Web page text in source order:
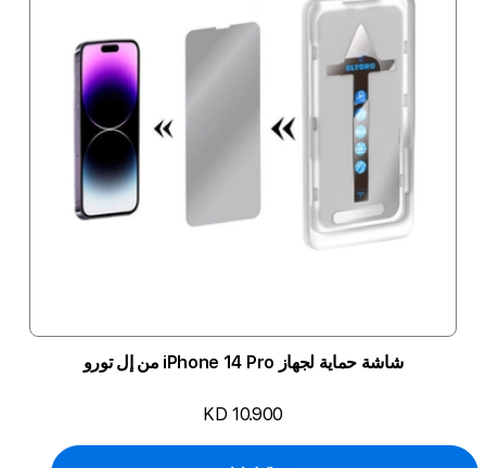
شاشة حماية لجهاز iPhone 14 Pro من إل تورو
KD 10.900